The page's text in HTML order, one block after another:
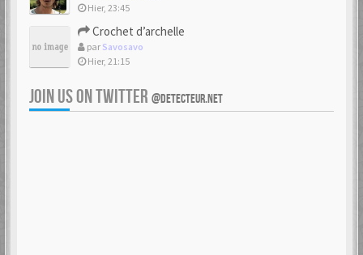
Hier, 23:45
Crochet d’archelle
par Savosavo
Hier, 21:15
JOIN US ON TWITTER @DETECTEUR.NET